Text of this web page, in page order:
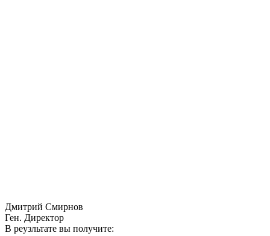
Дмитрий Смирнов
Ген. Директор
В реузльтате вы получите: